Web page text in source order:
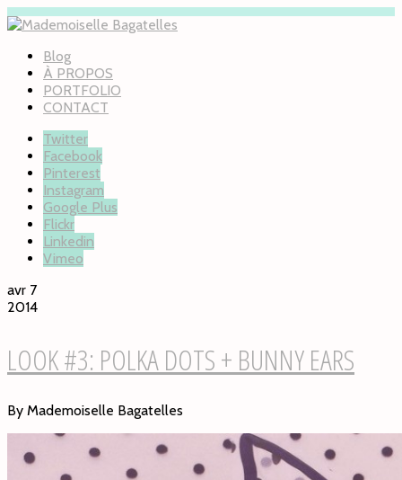
Blog
À PROPOS
PORTFOLIO
CONTACT
Twitter
Facebook
Pinterest
Instagram
Google Plus
Flickr
Linkedin
Vimeo
avr 7
2014
LOOK #3: POLKA DOTS + BUNNY EARS
By Mademoiselle Bagatelles